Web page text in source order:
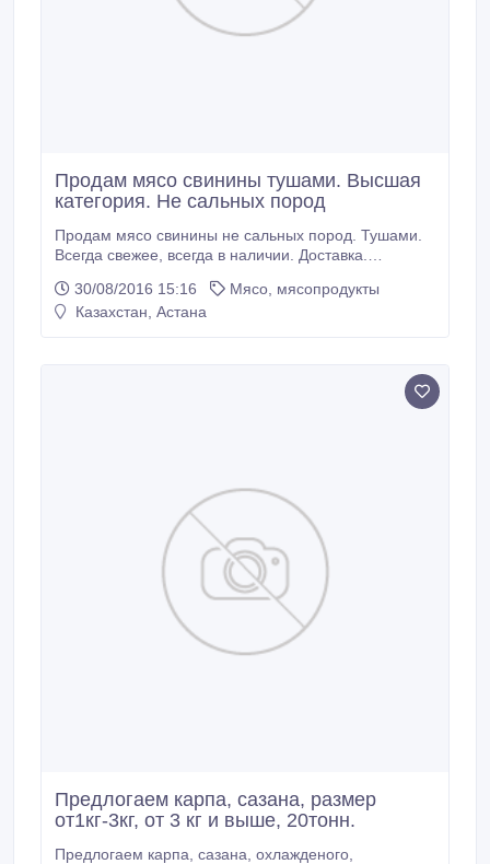
Продам мясо свинины тушами. Высшая
категория. Не сальных пород
Продам мясо свинины не сальных пород. Тушами.
Всегда свежее, всегда в наличии. Доставка.
30/08/2016 15:16
Мясо, мясопродукты
Казахстан, Астана
Предлогаем карпа, сазана, размер
от1кг-3кг, от 3 кг и выше, 20тонн.
Предлогаем карпа, сазана, охлажденого,